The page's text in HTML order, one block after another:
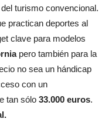
turismo convencional.
practican deportes al
clave para modelos
pero también para la
no sea un hándicap
con un
tan sólo 33.000 euros.